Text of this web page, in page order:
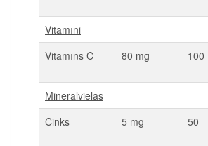
Vitamīni
Vitamīns C
80 mg 100
Minerālvielas
Cinks
5 mg 50